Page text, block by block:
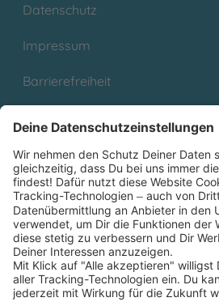
Datenschutz
Impressum
Barrierefreiheit
Partnerprogramm (Affiliate)
Folge uns auf
* Versandkostenfrei ab 9,00 €